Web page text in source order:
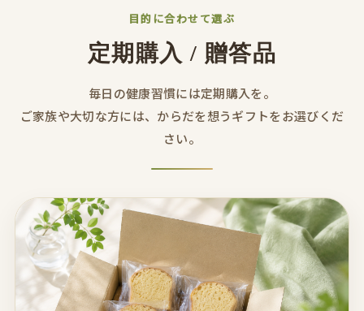
目的に合わせて選ぶ
定期購入 / 贈答品
毎日の健康習慣には定期購入を。
ご家族や大切な方には、からだを想うギフトをお選びくだ
さい。